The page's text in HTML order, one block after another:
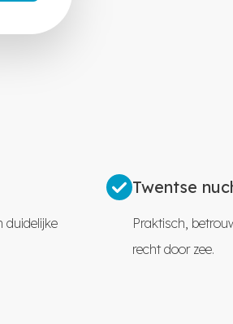
duidelijke
Twentse
Praktisch,
recht door zee.